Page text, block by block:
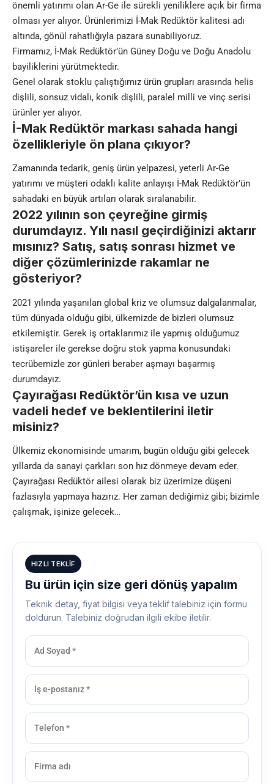
önemli yatırımı olan Ar-Ge ile sürekli yeniliklere açık bir firma
olması yer alıyor. Ürünlerimizi İ-Mak Redüktör kalitesi adı
altında, gönül rahatlığıyla pazara sunabiliyoruz.
Firmamız, İ-Mak Redüktör’ün Güney Doğu ve Doğu Anadolu
bayiliklerini yürütmektedir.
Genel olarak stoklu çalıştığımız ürün grupları arasında helis
dişlili, sonsuz vidalı, konik dişlili, paralel milli ve vinç serisi
ürünler yer alıyor.
İ-Mak Redüktör markası sahada hangi
özellikleriyle ön plana çıkıyor?
Zamanında tedarik, geniş ürün yelpazesi, yeterli Ar-Ge
yatırımı ve müşteri odaklı kalite anlayışı İ-Mak Redüktör’ün
sahadaki en büyük artıları olarak sıralanabilir.
2022 yılının son çeyreğine girmiş
durumdayız. Yılı nasıl geçirdiğinizi aktarır
mısınız? Satış, satış sonrası hizmet ve
diğer çözümlerinizde rakamlar ne
gösteriyor?
2021 yılında yaşanılan global kriz ve olumsuz dalgalanmalar,
tüm dünyada olduğu gibi, ülkemizde de bizleri olumsuz
etkilemiştir. Gerek iş ortaklarımız ile yapmış olduğumuz
istişareler ile gerekse doğru stok yapma konusundaki
tecrübemizle zor günleri beraber aşmayı başarmış
durumdayız.
Çayırağası Redüktör’ün kısa ve uzun
vadeli hedef ve beklentilerini iletir
misiniz?
Ülkemiz ekonomisinde umarım, bugün olduğu gibi gelecek
yıllarda da sanayi çarkları son hız dönmeye devam eder.
Çayırağası Redüktör ailesi olarak biz üzerimize düşeni
fazlasıyla yapmaya hazırız. Her zaman dediğimiz gibi; bizimle
çalışmak, işinize gelecek…
HIZLI TEKLIF
Bu ürün için size geri dönüş yapalım
Teknik detay, fiyat bilgisi veya teklif talebiniz için formu
doldurun. Talebiniz doğrudan ilgili ekibe iletilir.